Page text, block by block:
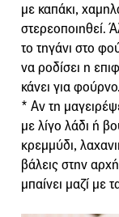
με καπάκι,
στερεοποιηθεί.
το τηγάνι στο
να ροδίσει η
κάνει για φούρνο.
* Αν τη
με λίγο λάδι ή
κρεμμύδι,
βάλεις στην
μπαίνει μαζί με